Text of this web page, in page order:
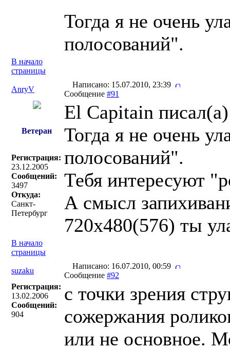
Тогда я не очень
полосований".
В начало
страницы
AnryV
Написано: 15.07.2010, 23:39
Сообщение #91
Ветеран
Регистрация:
23.12.2005
Сообщений:
3497
Откуда:
Санкт-
Петербург
El Capitain
Тогда я не очень
полосований".
Тебя интересуют
А смысл
720х480(576) ты
В начало
страницы
suzaku
Написано: 16.07.2010, 00:59
Сообщение #92
Регистрация:
13.02.2006
Сообщений:
904
с точки зрения
сожержания
или не основное.